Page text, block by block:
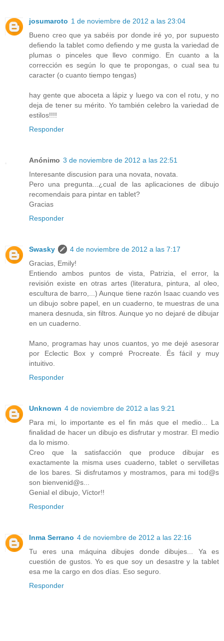
josumaroto 1 de noviembre de 2012 a las 23:04
Bueno creo que ya sabéis por donde iré yo, por supuesto
defiendo la tablet como defiendo y me gusta la variedad de
plumas o pinceles que llevo conmigo. En cuanto a la
corrección es según lo que te propongas, o cual sea tu
caracter (o cuanto tiempo tengas)
hay gente que aboceta a lápiz y luego va con el rotu, y no
deja de tener su mérito. Yo también celebro la variedad de
estilos!!!!
Responder
Anónimo 3 de noviembre de 2012 a las 22:51
Interesante discusion para una novata, novata.
Pero una pregunta...¿cual de las aplicaciones de dibujo
recomendais para pintar en tablet?
Gracias
Responder
Swasky
4 de noviembre de 2012 a las 7:17
Gracias, Emily!
Entiendo ambos puntos de vista, Patrizia, el error, la
revisión existe en otras artes (literatura, pintura, al oleo,
escultura de barro,...) Aunque tiene razón Isaac cuando ves
un dibujo sobre papel, en un cuaderno, te muestras de una
manera desnuda, sin filtros. Aunque yo no dejaré de dibujar
en un cuaderno.
Mano, programas hay unos cuantos, yo me dejé asesorar
por Eclectic Box y compré Procreate. És fácil y muy
intuitivo.
Responder
Unknown 4 de noviembre de 2012 a las 9:21
Para mi, lo importante es el fin más que el medio... La
finalidad de hacer un dibujo es disfrutar y mostrar. El medio
da lo mismo.
Creo que la satisfacción que produce dibujar es
exactamente la misma uses cuaderno, tablet o servilletas
de los bares. Si disfrutamos y mostramos, para mi tod@s
son bienvenid@s...
Genial el dibujo, Víctor!!
Responder
Inma Serrano 4 de noviembre de 2012 a las 22:16
Tu eres una máquina dibujes donde dibujes... Ya es
cuestión de gustos. Yo es que soy un desastre y la tablet
esa me la cargo en dos días. Eso seguro.
Responder